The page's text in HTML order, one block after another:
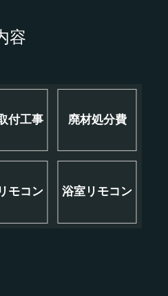
容
付工事 廃材処分費
モコン 浴室リモコン